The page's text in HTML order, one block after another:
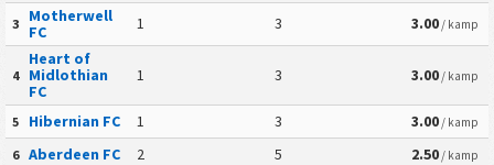
3
Motherwell
FC
1 3 3.00/ kamp
4
Heart of
Midlothian
FC
1 3 3.00/ kamp
5 Hibernian FC 1 3 3.00/ kamp
6 Aberdeen FC 2 5 2.50/ kamp